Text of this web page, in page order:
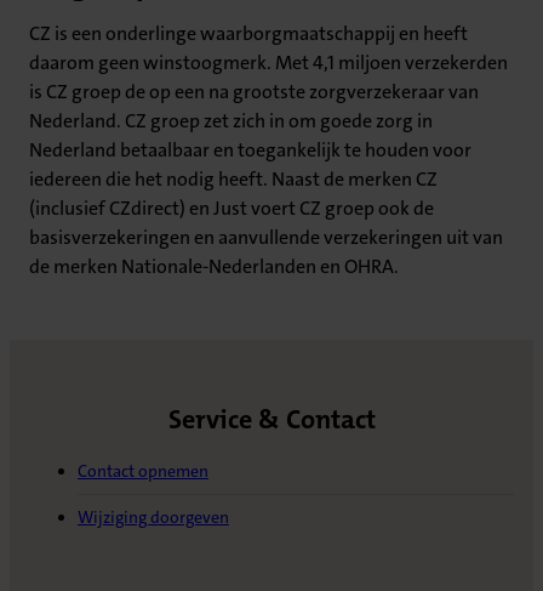
CZ is een onderlinge waarborgmaatschappij en heeft
daarom geen winstoogmerk. Met 4,1 miljoen verzekerden
is CZ groep de op een na grootste zorgverzekeraar van
Nederland. CZ groep zet zich in om goede zorg in
Nederland betaalbaar en toegankelijk te houden voor
iedereen die het nodig heeft. Naast de merken CZ
(inclusief CZdirect) en Just voert CZ groep ook de
basisverzekeringen en aanvullende verzekeringen uit van
de merken Nationale-Nederlanden en OHRA.
Service & Contact
Contact opnemen
Wijziging doorgeven